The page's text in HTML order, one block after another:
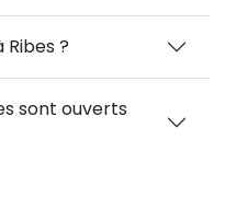
?
sont ouverts